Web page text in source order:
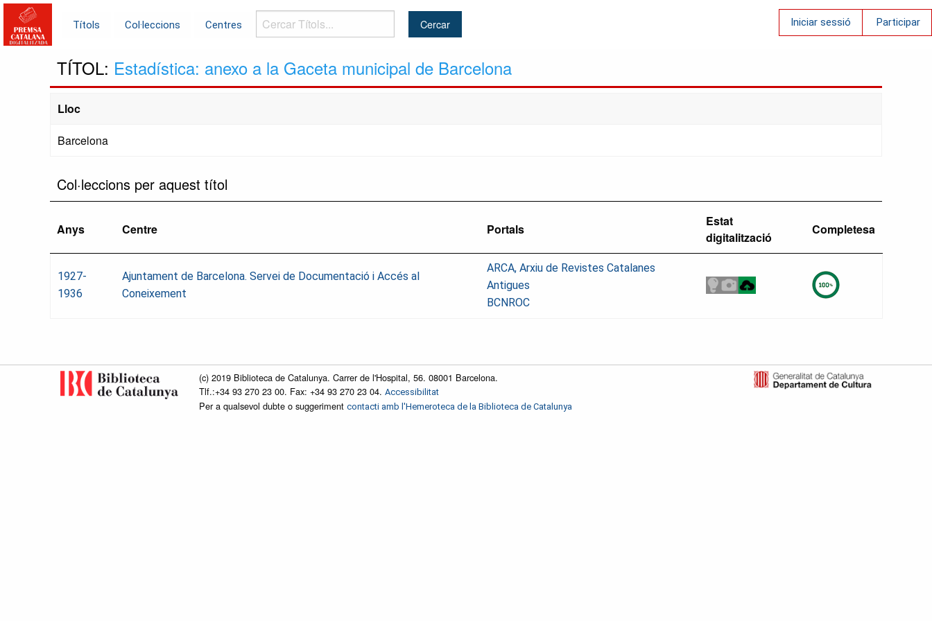
Títols Col·leccions Centres
Cercar
Títols...
Iniciar sessió Participar
TÍTOL: Estadística: anexo a la Gaceta municipal de Barcelona
Lloc
Barcelona
Col·leccions per aquest títol
Anys Centre Portals
Estat
digitalització
Completesa
1927-
1936
Ajuntament de Barcelona. Servei de Documentació i Accés al
Coneixement
ARCA, Arxiu de Revistes Catalanes
Antigues
BCNROC
(c) 2019 Biblioteca de Catalunya. Carrer de l'Hospital, 56. 08001 Barcelona.
Tlf.:+34 93 270 23 00. Fax: +34 93 270 23 04. Accessibilitat
Per a qualsevol dubte o suggeriment contacti amb l'Hemeroteca de la Biblioteca de Catalunya